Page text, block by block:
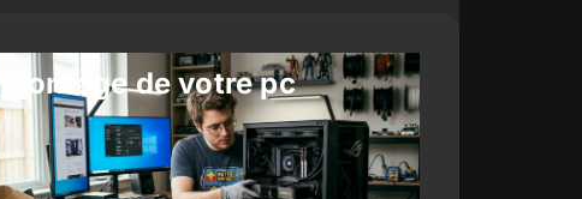
Montage de votre pc